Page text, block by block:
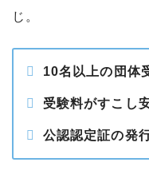
じ。
10名以上の団体
受験料がすこし
公認認定証の発